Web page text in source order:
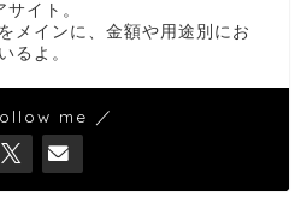
イト。
メインに、金額や用途別にお
るよ。
me ／